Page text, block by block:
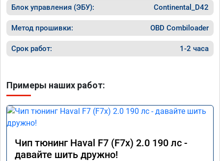
порадовало поведение авто на трассе, на
майские праздники поехал в мордовию,
1200км, машину не узнать - тяга отличная,
динамика разгона просто прелесть,
отзывчивость на пидаль газа
превосходная, одно удовольствие теперь
сотку при скоростном режиме 100 - 120 км/
ч. Однозначно рекомендую
воспользоваться услугами данного
сервиса, я остался очень доволен
результатом. Ещё раз большое спасибо!
Блок управления (ЭБУ): Continental_D42
Метод прошивки: OBD Combiloader
Срок работ: 1-2 часа
Примеры наших работ:
Чип тюнинг Haval F7 (F7x) 2.0 190 лс -
давайте шить дружно!